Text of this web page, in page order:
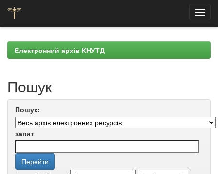
navigationЕлектронний архів КНУТД
Пошук
Пошук:
запит